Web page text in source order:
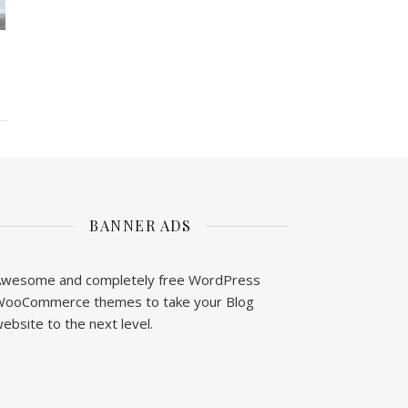
BANNER ADS
and completely free WordPress
themes to take your Blog
to the next level.